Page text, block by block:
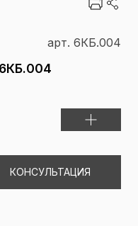
арт. 6КБ.004
КОНСУЛЬТАЦИЯ